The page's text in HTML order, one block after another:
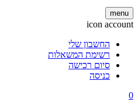
menu
icon account
החשבון שלי
רשימת המשאלות
סיום רכישה
כניסה
0